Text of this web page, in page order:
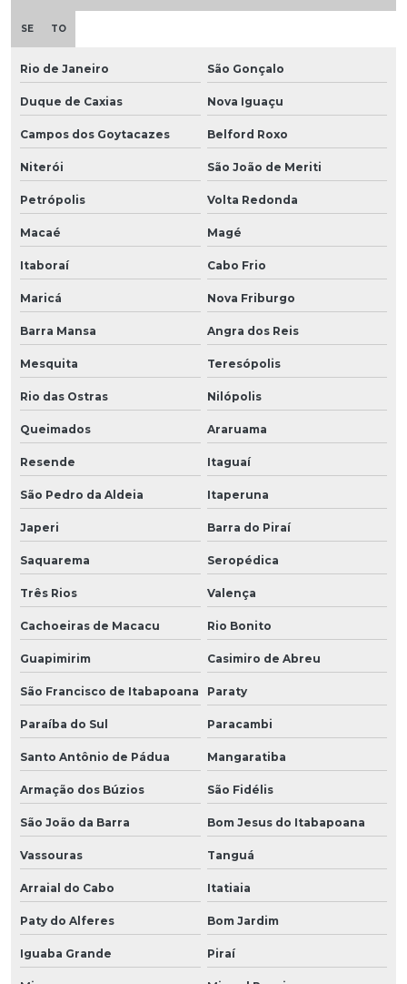
SE TO
Rio de Janeiro São Gonçalo
Duque de Caxias Nova Iguaçu
Campos dos Goytacazes Belford Roxo
Niterói São João de Meriti
Petrópolis Volta Redonda
Macaé Magé
Itaboraí Cabo Frio
Maricá Nova Friburgo
Barra Mansa Angra dos Reis
Mesquita Teresópolis
Rio das Ostras Nilópolis
Queimados Araruama
Resende Itaguaí
São Pedro da Aldeia Itaperuna
Japeri Barra do Piraí
Saquarema Seropédica
Três Rios Valença
Cachoeiras de Macacu Rio Bonito
Guapimirim Casimiro de Abreu
São Francisco de Itabapoana Paraty
Paraíba do Sul Paracambi
Santo Antônio de Pádua Mangaratiba
Armação dos Búzios São Fidélis
São João da Barra Bom Jesus do Itabapoana
Vassouras Tanguá
Arraial do Cabo Itatiaia
Paty do Alferes Bom Jardim
Iguaba Grande Piraí